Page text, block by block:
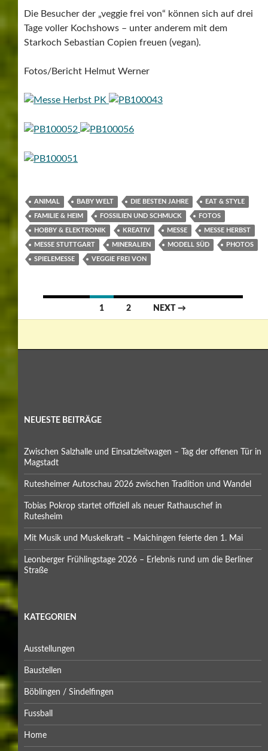
Die Besucher der „veggie frei von“ können sich auf drei
Tage voller Kochshows – unter anderem mit dem
Starkoch Sebastian Copien freuen (vegan).
Fotos/Bericht Helmut Werner
ANIMAL BABY WELT DIE BESTEN JAHRE EAT & STYLE
FAMILIE & HEIM FOSSILIEN UND SCHMUCK FOTOS
HOBBY & ELEKTRONIK KREATIV MESSE MESSE HERBST
MESSE STUTTGART MINERALIEN MODELL SÜD PHOTOS
SPIELEMESSE VEGGIE FREI VON
1 2 NEXT →
NEUESTE BEITRÄGE
Zwischen Salzhalle und Einsatzleitwagen – Tag der offenen Tür in
Magstadt
Rutesheimer Autoschau 2026 zwischen Tradition und Wandel
Tobias Pokrop startet offiziell als neuer Rathauschef in
Rutesheim
Mit Musik und Muskelkraft – Maichingen feierte den 1. Mai
Leonberger Frühlingstage 2026 – Erlebnis rund um die Berliner
Straße
KATEGORIEN
Ausstellungen
Baustellen
Böblingen / Sindelfingen
Fussball
Home